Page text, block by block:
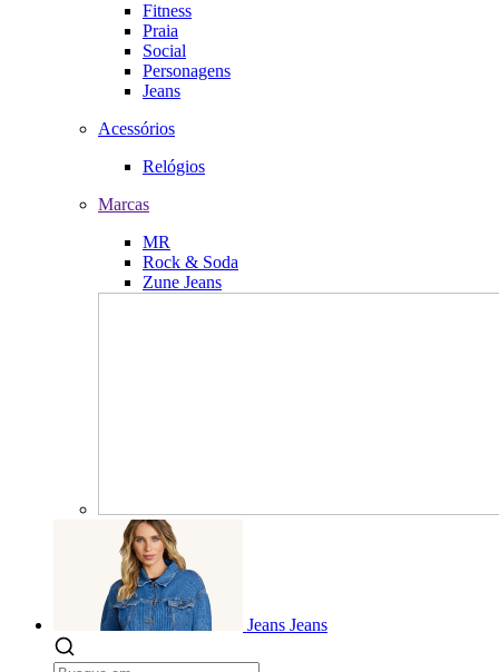
Fitness
Praia
Social
Personagens
Jeans
Acessórios
Relógios
Marcas
MR
Rock & Soda
Zune Jeans
Jeans Jeans